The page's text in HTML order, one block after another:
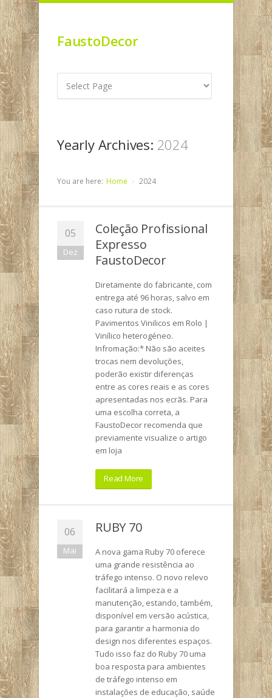
FaustoDecor
Yearly Archives: 2024
You are here: Home 2024
05
Dez
Coleção Profissional
Expresso
FaustoDecor
Diretamente do fabricante, com
entrega até 96 horas, salvo em
caso rutura de stock.
Pavimentos Vinilicos em Rolo |
Vinílico heterogéneo.
Infromação:* Não são aceites
trocas nem devoluções,
poderão existir diferenças
entre as cores reais e as cores
apresentadas nos ecrãs. Para
uma escolha correta, a
FaustoDecor recomenda que
previamente visualize o artigo
em loja
Read More
06
Mai
RUBY 70
A nova gama Ruby 70 oferece
uma grande resistência ao
tráfego intenso. O novo relevo
facilitará a limpeza e a
manutenção, estando, também,
disponível em versão acústica,
para garantir a harmonia do
design nos diferentes espaços.
Tudo isso faz do Ruby 70 uma
boa resposta para ambientes
de tráfego intenso em
instalações de educação, saúde